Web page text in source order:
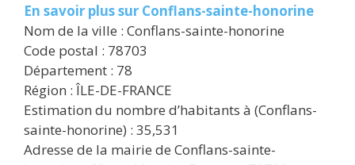
En savoir plus sur Conflans-sainte-honorine
Nom de la ville : Conflans-sainte-honorine
Code postal : 78703
Département : 78
Région : ÎLE-DE-FRANCE
Estimation du nombre d’habitants à (Conflans-
sainte-honorine) : 35,531
Adresse de la mairie de Conflans-sainte-